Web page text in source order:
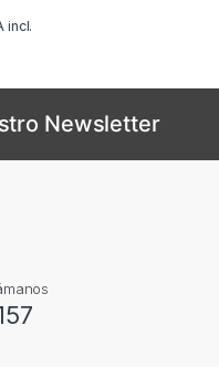
incl.
Newsletter